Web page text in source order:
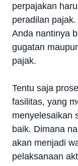
perpajakan
peradilan
Anda nantinya
gugatan
pajak.
Tentu saja
fasilitas, yang
menyelesaikan
baik. Dimana
akan menjadi
pelaksanaan